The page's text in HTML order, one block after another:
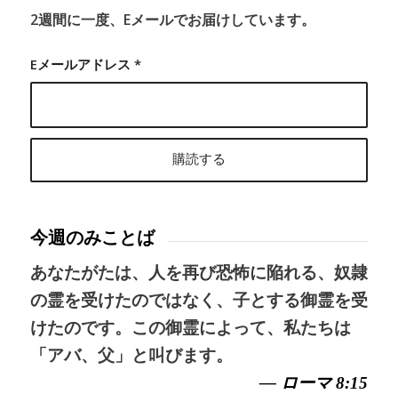
2週間に一度、Eメールでお届けしています。
Eメールアドレス *
今週のみことば
あなたがたは、人を再び恐怖に陥れる、奴隷
の霊を受けたのではなく、子とする御霊を受
けたのです。この御霊によって、私たちは
「アバ、父」と叫びます。
— ローマ 8:15